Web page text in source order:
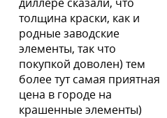
толщина краски, как и
родные заводские
элементы, так что
покупкой доволен) тем
более тут самая приятная
цена в городе на
крашенные элементы)